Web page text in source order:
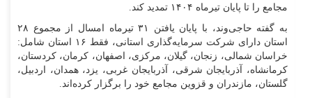
مجامع را تا پایان تیرماه ۱۴۰۴ تمدید کند.
به گفته حاجی‌وند، با پایان یافتن ۳۱ تیرماه امسال از مجموع ۲۸
استان دارای شرکت سرمایه‌گذاری استانی، فقط ۱۶ استان شامل:
خراسان شمالی، زنجان، گیلان، مرکزی، اصفهان، کرمان، کردستان،
کرمانشاه، آذربایجان شرقی، آذربایجان غربی، یزد، همدان، اردبیل،
گلستان، مازندران و قزوین مجامع خود را برگزار کرده‌اند.